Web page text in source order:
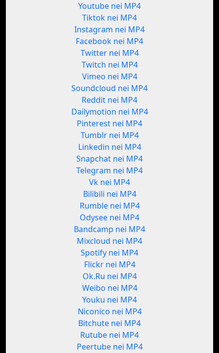
Youtube nei MP4
Tiktok nei MP4
Instagram nei MP4
Facebook nei MP4
Twitter nei MP4
Twitch nei MP4
Vimeo nei MP4
Soundcloud nei MP4
Reddit nei MP4
Dailymotion nei MP4
Pinterest nei MP4
Tumblr nei MP4
Linkedin nei MP4
Snapchat nei MP4
Telegram nei MP4
Vk nei MP4
Bilibili nei MP4
Rumble nei MP4
Odysee nei MP4
Bandcamp nei MP4
Mixcloud nei MP4
Spotify nei MP4
Flickr nei MP4
Ok.Ru nei MP4
Weibo nei MP4
Youku nei MP4
Niconico nei MP4
Bitchute nei MP4
Rutube nei MP4
Peertube nei MP4